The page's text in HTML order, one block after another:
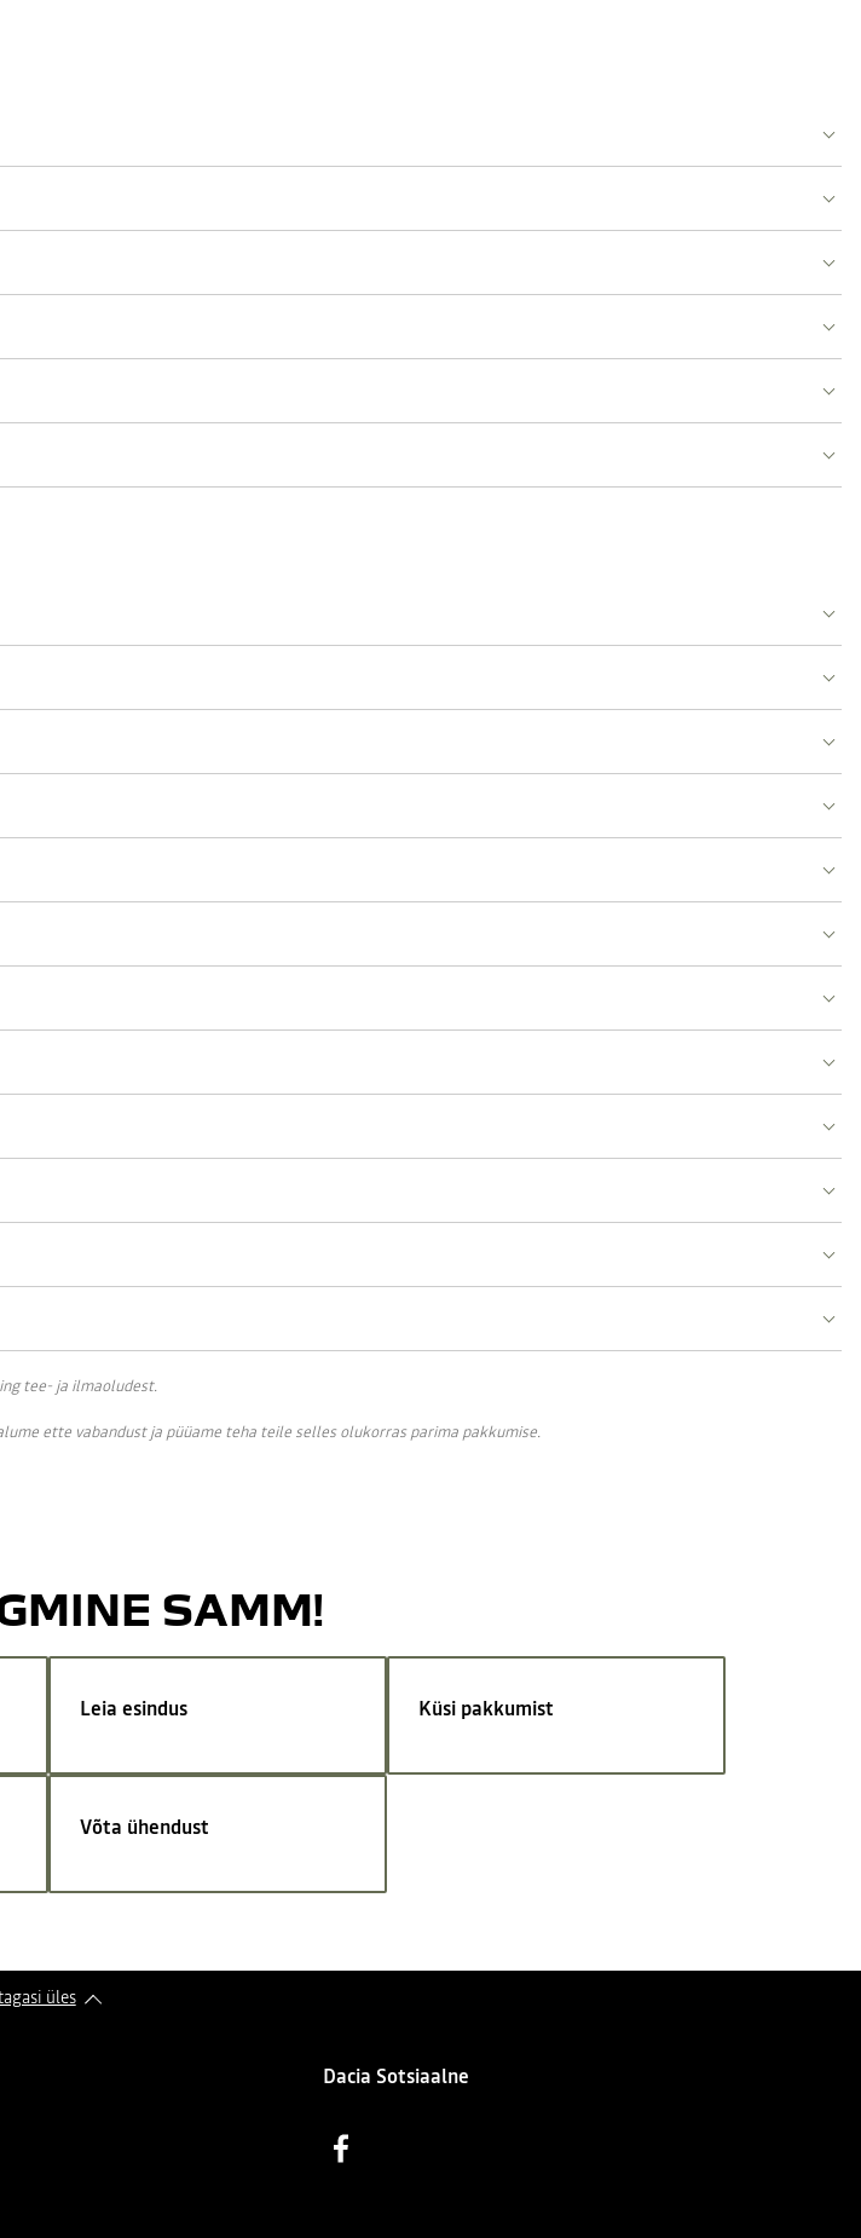
tee- ja ilmaoludest.
ette vabandust ja püüame teha teile selles olukorras parima pakkumise.
SAMM!
Leia esindus Küsi pakkumist
Võta ühendust
üles
Dacia Sotsiaalne